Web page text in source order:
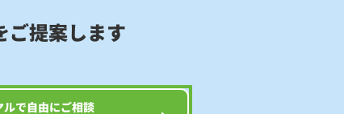
ご提案します
ルで自由にご相談